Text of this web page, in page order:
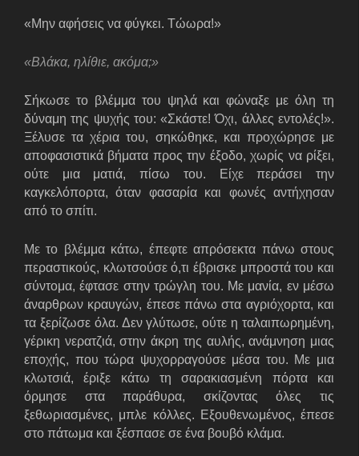
«Μην αφήσεις να φύγκει. Τώωρα!»
«Βλάκα, ηλίθιε, ακόμα;»
Σήκωσε το βλέμμα του ψηλά και φώναξε με όλη τη
δύναμη της ψυχής του: «Σκάστε! Όχι, άλλες εντολές!».
Ξέλυσε τα χέρια του, σηκώθηκε, και προχώρησε με
αποφασιστικά βήματα προς την έξοδο, χωρίς να ρίξει,
ούτε μια ματιά, πίσω του. Είχε περάσει την
καγκελόπορτα, όταν φασαρία και φωνές αντήχησαν
από το σπίτι.
Με το βλέμμα κάτω, έπεφτε απρόσεκτα πάνω στους
περαστικούς, κλωτσούσε ό,τι έβρισκε μπροστά του και
σύντομα, έφτασε στην τρώγλη του. Με μανία, εν μέσω
άναρθρων κραυγών, έπεσε πάνω στα αγριόχορτα, και
τα ξερίζωσε όλα. Δεν γλύτωσε, ούτε η ταλαιπωρημένη,
γέρικη νερατζιά, στην άκρη της αυλής, ανάμνηση μιας
εποχής, που τώρα ψυχορραγούσε μέσα του. Με μια
κλωτσιά, έριξε κάτω τη σαρακιασμένη πόρτα και
όρμησε στα παράθυρα, σκίζοντας όλες τις
ξεθωριασμένες, μπλε κόλλες. Εξουθενωμένος, έπεσε
στο πάτωμα και ξέσπασε σε ένα βουβό κλάμα.